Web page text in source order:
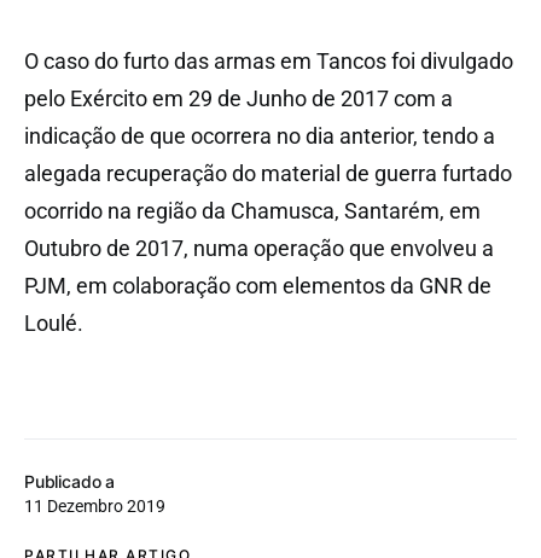
Publicado a
11 Dezembro 2019
O caso do furto das armas em Tancos foi divulgado
pelo Exército em 29 de Junho de 2017 com a
indicação de que ocorrera no dia anterior, tendo a
alegada recuperação do material de guerra furtado
ocorrido na região da Chamusca, Santarém, em
Outubro de 2017, numa operação que envolveu a
PJM, em colaboração com elementos da GNR de
Loulé.